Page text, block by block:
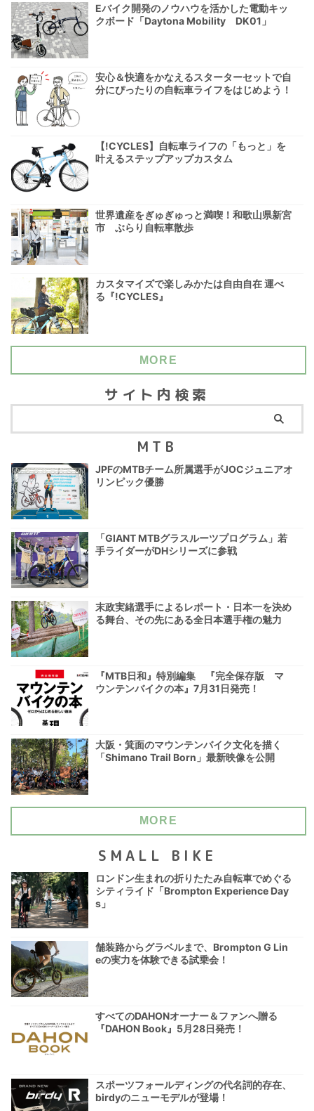
Eバイク開発のノウハウを活かした電動キッ
クボード「Daytona Mobility DK01」
安心＆快適をかなえるスターターセットで自
分にぴったりの自転車ライフをはじめよう！
【!CYCLES】自転車ライフの「もっと」を
叶えるステップアップカスタム
世界遺産をぎゅぎゅっと満喫！和歌山県新宮
市 ぶらり自転車散歩
カスタマイズで楽しみかたは自由自在 運べ
る『!CYCLES』
MORE
サイト内検索
MTB
JPFのMTBチーム所属選手がJOCジュニアオ
リンピック優勝
「GIANT MTBグラスルーツプログラム」若
手ライダーがDHシリーズに参戦
末政実緒選手によるレポート・日本一を決め
る舞台、その先にある全日本選手権の魅力
『MTB日和』特別編集 『完全保存版 マ
ウンテンバイクの本』7月31日発売！
大阪・箕面のマウンテンバイク文化を描く
「Shimano Trail Born」最新映像を公開
MORE
SMALL BIKE
ロンドン生まれの折りたたみ自転車でめぐる
シティライド「Brompton Experience Day
s」
舗装路からグラベルまで、Brompton G Lin
eの実力を体験できる試乗会！
すべてのDAHONオーナー＆ファンへ贈る
『DAHON Book』5月28日発売！
スポーツフォールディングの代名詞的存在、
birdyのニューモデルが登場！